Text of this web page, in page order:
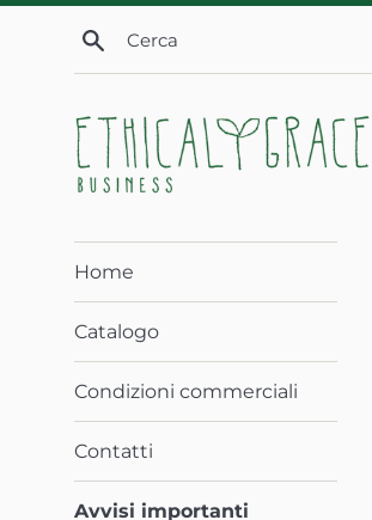
direttamente
contenuti
Cerca
Home
Catalogo
Condizioni commerciali
Contatti
Avvisi importanti